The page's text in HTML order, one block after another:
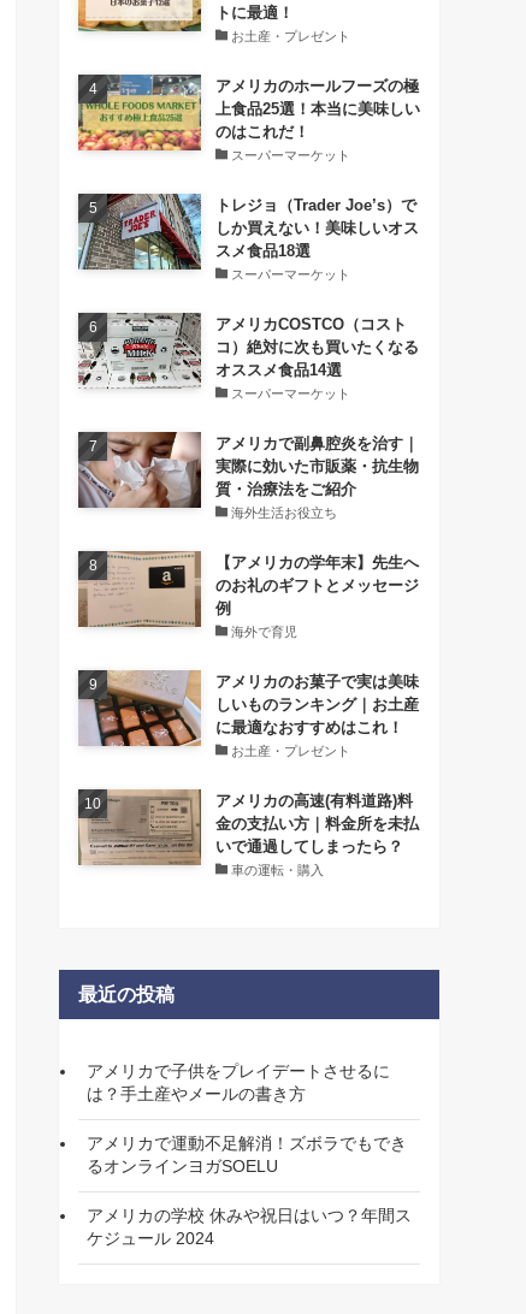
トに最適！
お土産・プレゼント
アメリカのホールフーズの極
上食品25選！本当に美味しい
のはこれだ！
スーパーマーケット
トレジョ（Trader Joe’s）で
しか買えない！美味しいオス
スメ食品18選
スーパーマーケット
アメリカCOSTCO（コスト
コ）絶対に次も買いたくなる
オススメ食品14選
スーパーマーケット
アメリカで副鼻腔炎を治す｜
実際に効いた市販薬・抗生物
質・治療法をご紹介
海外生活お役立ち
【アメリカの学年末】先生へ
のお礼のギフトとメッセージ
例
海外で育児
アメリカのお菓子で実は美味
しいものランキング｜お土産
に最適なおすすめはこれ！
お土産・プレゼント
アメリカの高速(有料道路)料
金の支払い方｜料金所を未払
いで通過してしまったら？
車の運転・購入
最近の投稿
アメリカで子供をプレイデートさせるに
は？手土産やメールの書き方
アメリカで運動不足解消！ズボラでもでき
るオンラインヨガSOELU
アメリカの学校 休みや祝日はいつ？年間ス
ケジュール 2024